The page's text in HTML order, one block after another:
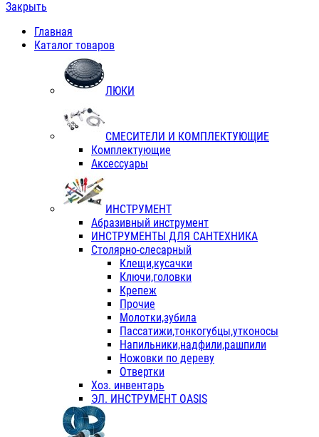
Закрыть
Главная
Каталог товаров
ЛЮКИ
СМЕСИТЕЛИ И КОМПЛЕКТУЮЩИЕ
Комплектующие
Аксессуары
ИНСТРУМЕНТ
Абразивный инструмент
ИНСТРУМЕНТЫ ДЛЯ САНТЕХНИКА
Столярно-слесарный
Клещи,кусачки
Ключи,головки
Крепеж
Прочие
Молотки,зубила
Пассатижи,тонкогубцы,утконосы
Напильники,надфили,рашпили
Ножовки по дереву
Отвертки
Хоз. инвентарь
ЭЛ. ИНСТРУМЕНТ OASIS